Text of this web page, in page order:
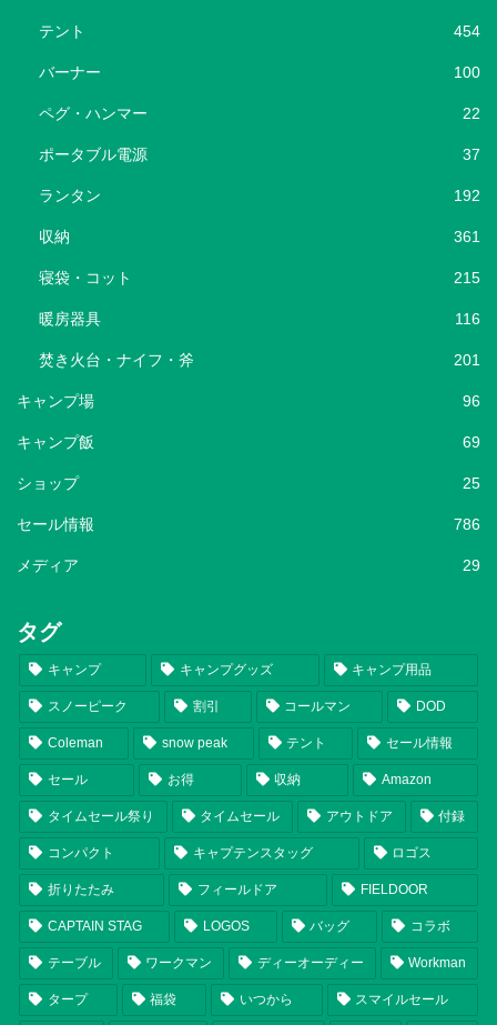
テント 454
バーナー 100
ペグ・ハンマー 22
ポータブル電源 37
ランタン 192
収納 361
寝袋・コット 215
暖房器具 116
焚き火台・ナイフ・斧 201
キャンプ場 96
キャンプ飯 69
ショップ 25
セール情報 786
メディア 29
タグ
キャンプ キャンプグッズ キャンプ用品
スノーピーク 割引 コールマン DOD
Coleman snow peak テント セール情報
セール お得 収納 Amazon
タイムセール祭り タイムセール アウトドア 付録
コンパクト キャプテンスタッグ ロゴス
折りたたみ フィールドア FIELDOOR
CAPTAIN STAG LOGOS バッグ コラボ
テーブル ワークマン ディーオーディー Workman
タープ 福袋 いつから スマイルセール